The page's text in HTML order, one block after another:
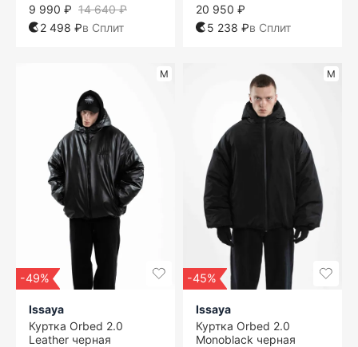
14 640 ₽
9 990 ₽
2 498 ₽в Сплит
20 950 ₽
5 238 ₽в Сплит
M
-49%
Issaya
Куртка Orbed 2.0
Leather черная
M
-45%
Issaya
Куртка Orbed 2.0
Monoblack черная